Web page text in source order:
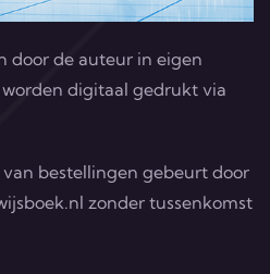
door de auteur in eigen
digitaal gedrukt via
bestellingen gebeurt door
zonder tussenkomst